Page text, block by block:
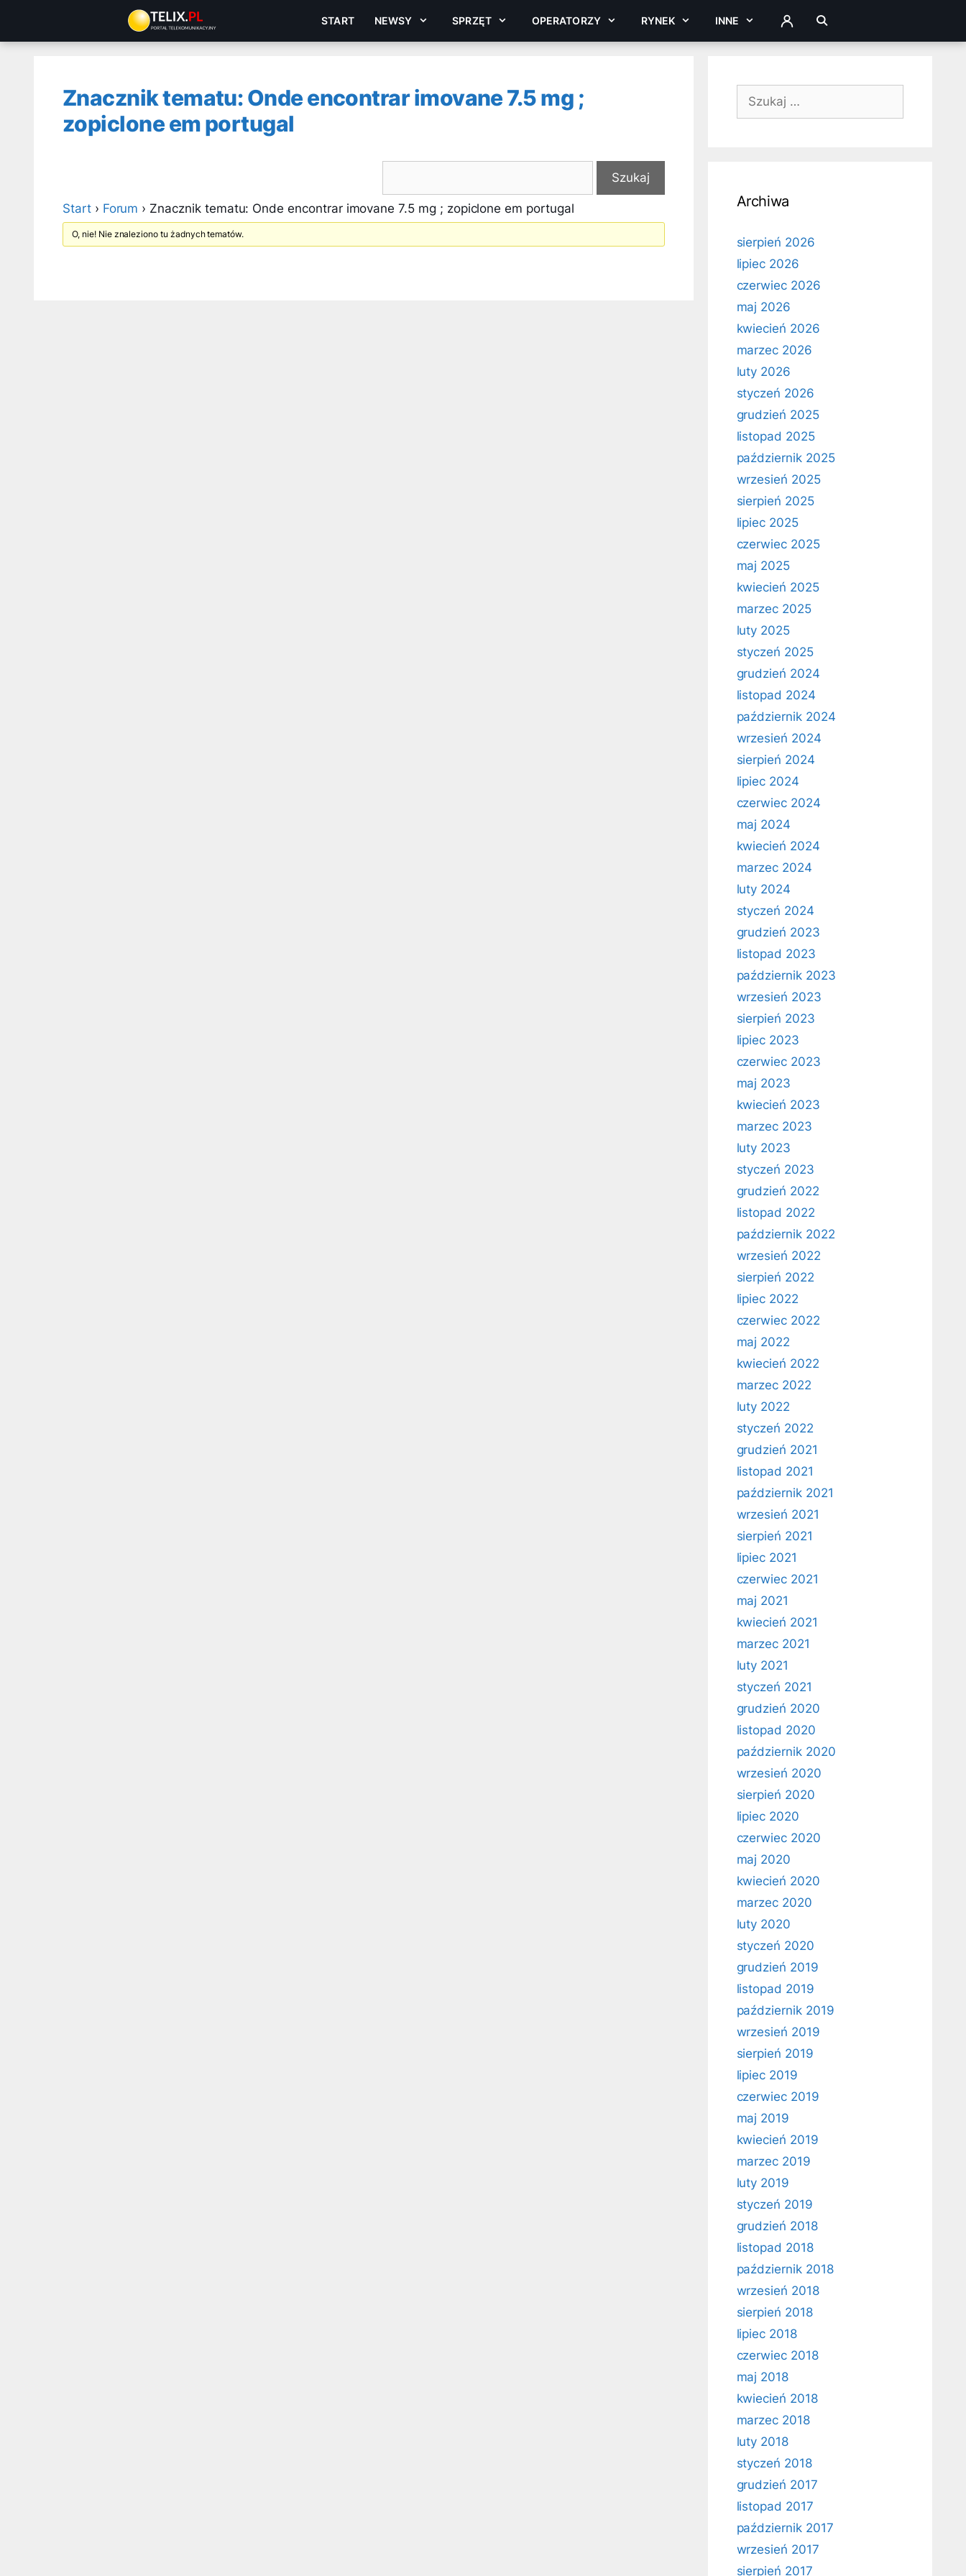
treści
START NEWSY SPRZĘT OPERATORZY RYNEK INNE ZALOGUJ
Znacznik tematu: Onde encontrar imovane 7.5 mg ;
zopiclone em portugal
Start › Forum › Znacznik tematu: Onde encontrar imovane 7.5 mg ; zopiclone em portugal
O, nie! Nie znaleziono tu żadnych tematów.
Szukaj:
Archiwa
sierpień 2026
lipiec 2026
czerwiec 2026
maj 2026
kwiecień 2026
marzec 2026
luty 2026
styczeń 2026
grudzień 2025
listopad 2025
październik 2025
wrzesień 2025
sierpień 2025
lipiec 2025
czerwiec 2025
maj 2025
kwiecień 2025
marzec 2025
luty 2025
styczeń 2025
grudzień 2024
listopad 2024
październik 2024
wrzesień 2024
sierpień 2024
lipiec 2024
czerwiec 2024
maj 2024
kwiecień 2024
marzec 2024
luty 2024
styczeń 2024
grudzień 2023
listopad 2023
październik 2023
wrzesień 2023
sierpień 2023
lipiec 2023
czerwiec 2023
maj 2023
kwiecień 2023
marzec 2023
luty 2023
styczeń 2023
grudzień 2022
listopad 2022
październik 2022
wrzesień 2022
sierpień 2022
lipiec 2022
czerwiec 2022
maj 2022
kwiecień 2022
marzec 2022
luty 2022
styczeń 2022
grudzień 2021
listopad 2021
październik 2021
wrzesień 2021
sierpień 2021
lipiec 2021
czerwiec 2021
maj 2021
kwiecień 2021
marzec 2021
luty 2021
styczeń 2021
grudzień 2020
listopad 2020
październik 2020
wrzesień 2020
sierpień 2020
lipiec 2020
czerwiec 2020
maj 2020
kwiecień 2020
marzec 2020
luty 2020
styczeń 2020
grudzień 2019
listopad 2019
październik 2019
wrzesień 2019
sierpień 2019
lipiec 2019
czerwiec 2019
maj 2019
kwiecień 2019
marzec 2019
luty 2019
styczeń 2019
grudzień 2018
listopad 2018
październik 2018
wrzesień 2018
sierpień 2018
lipiec 2018
czerwiec 2018
maj 2018
kwiecień 2018
marzec 2018
luty 2018
styczeń 2018
grudzień 2017
listopad 2017
październik 2017
wrzesień 2017
sierpień 2017